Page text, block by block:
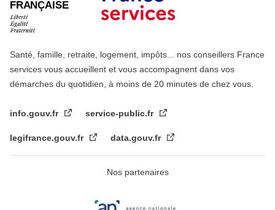
FRANÇAISE
Santé, famille, retraite, logement, impôts... nos conseillers France
services vous accueillent et vous accompagnent dans vos
démarches du quotidien, à moins de 20 minutes de chez vous.
info.gouv.fr service-public.fr
legifrance.gouv.fr data.gouv.fr
Nos partenaires